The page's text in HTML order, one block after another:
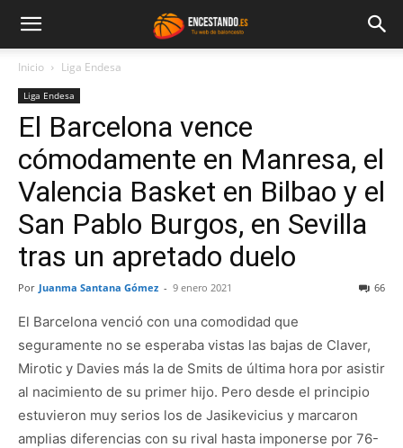
Inicio Liga Endesa
Liga Endesa
El Barcelona vence
cómodamente en Manresa, el
Valencia Basket en Bilbao y el
San Pablo Burgos, en Sevilla
tras un apretado duelo
Por Juanma Santana Gómez - 9 enero 2021 66
El Barcelona venció con una comodidad que
seguramente no se esperaba vistas las bajas de Claver,
Mirotic y Davies más la de Smits de última hora por asistir
al nacimiento de su primer hijo. Pero desde el principio
estuvieron muy serios los de Jasikevicius y marcaron
amplias diferencias con su rival hasta imponerse por 76-